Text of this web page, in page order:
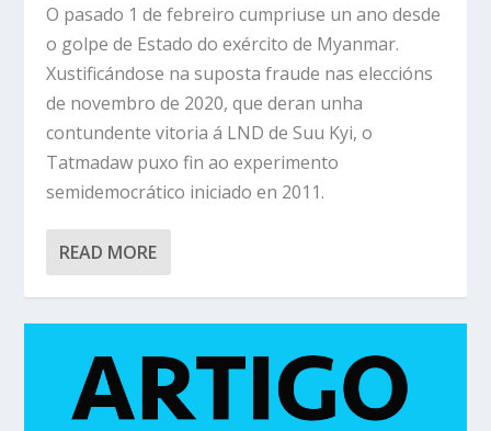
O pasado 1 de febreiro cumpriuse un ano desde
o golpe de Estado do exército de Myanmar.
Xustificándose na suposta fraude nas eleccións
de novembro de 2020, que deran unha
contundente vitoria á LND de Suu Kyi, o
Tatmadaw puxo fin ao experimento
semidemocrático iniciado en 2011.
READ MORE